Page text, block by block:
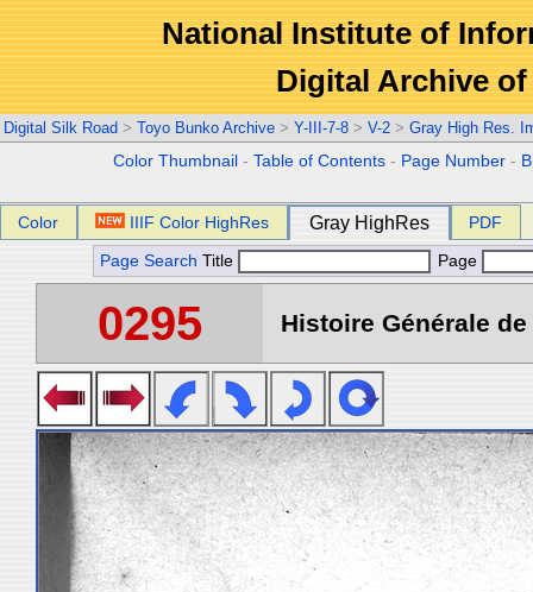
National Institute of
Digital Archive
Digital Silk Road > Toyo Bunko Archive > Y-III-7-8 > V-2 > Gray High Res.
Color Thumbnail -Table of Contents - Page Number -
Color IIIF Color HighRes Gray HighRes PDF
Page Search Title Page
0295 Histoire Générale